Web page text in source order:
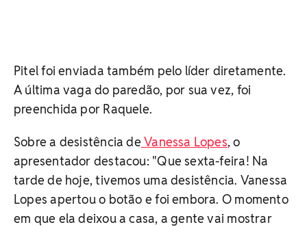
Pitel foi enviada também pelo líder diretamente.
A última vaga do paredão, por sua vez, foi
preenchida por Raquele.
Sobre a desistência de Vanessa Lopes, o
apresentador destacou: "Que sexta-feira! Na
tarde de hoje, tivemos uma desistência. Vanessa
Lopes apertou o botão e foi embora. O momento
em que ela deixou a casa, a gente vai mostrar